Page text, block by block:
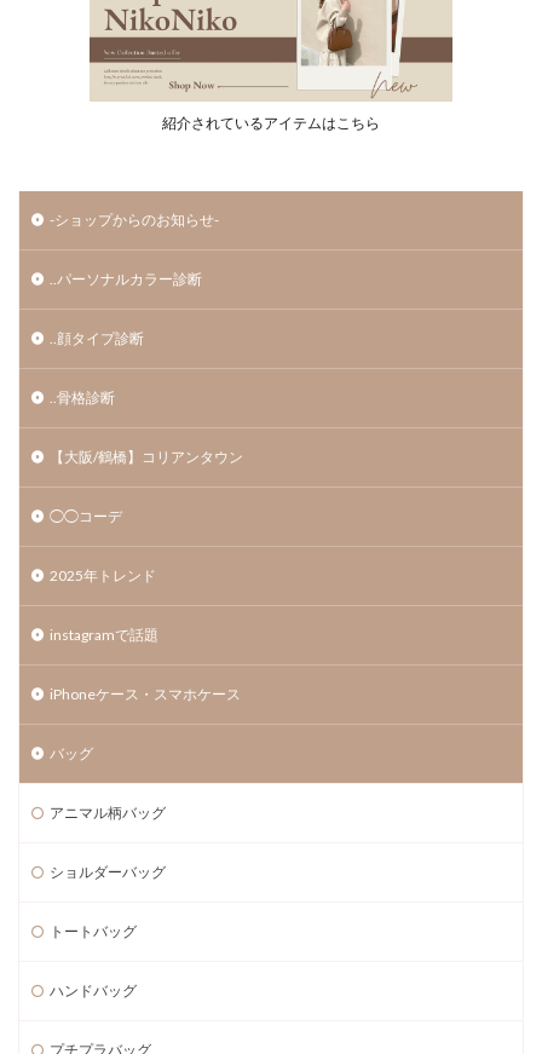
紹介されているアイテムはこちら
-ショップからのお知らせ-
..パーソナルカラー診断
..顔タイプ診断
..骨格診断
【大阪/鶴橋】コリアンタウン
◯◯コーデ
2025年トレンド
instagramで話題
iPhoneケース・スマホケース
バッグ
アニマル柄バッグ
ショルダーバッグ
トートバッグ
ハンドバッグ
プチプラバッグ